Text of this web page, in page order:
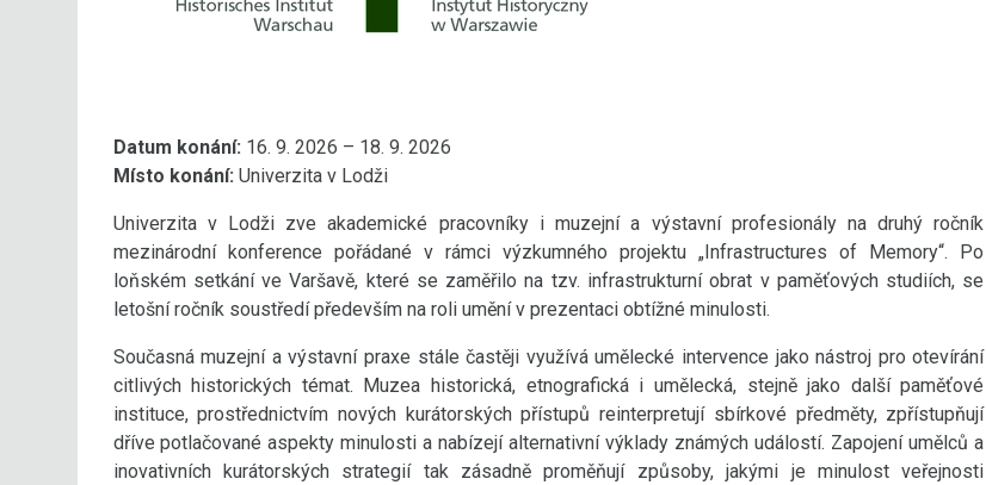
Datum konání: 16. 9. 2026 – 18. 9. 2026
Místo konání: Univerzita v Lodži
Univerzita v Lodži zve akademické pracovníky i muzejní a výstavní profesionály na druhý ročník
mezinárodní konference pořádané v rámci výzkumného projektu „Infrastructures of Memory“. Po
loňském setkání ve Varšavě, které se zaměřilo na tzv. infrastrukturní obrat v paměťových studiích, se
letošní ročník soustředí především na roli umění v prezentaci obtížné minulosti.
Současná muzejní a výstavní praxe stále častěji využívá umělecké intervence jako nástroj pro otevírání
citlivých historických témat. Muzea historická, etnografická i umělecká, stejně jako další paměťové
instituce, prostřednictvím nových kurátorských přístupů reinterpretují sbírkové předměty, zpřístupňují
dříve potlačované aspekty minulosti a nabízejí alternativní výklady známých událostí. Zapojení umělců a
inovativních kurátorských strategií tak zásadně proměňují způsoby, jakými je minulost veřejnosti